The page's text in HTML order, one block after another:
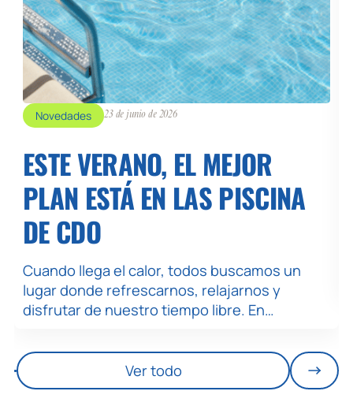
Novedades 23 de junio de 2026
ESTE VERANO, EL MEJOR
PLAN ESTÁ EN LAS PISCINA
DE CDO
Cuando llega el calor, todos buscamos un
lugar donde refrescarnos, relajarnos y
disfrutar de nuestro tiempo libre. En…
Ver todo